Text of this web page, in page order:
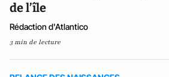
de l’île
Rédaction d'Atlantico
3 min de lecture